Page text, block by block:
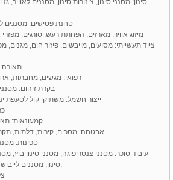
9. טחנת פטישים: מסננים
10. מיזוג אוויר: מארזים, הפחתת רעש, סורגים, מפזרי
12.
13. רפואי: מגשים, מחבתות,
14. בקרת זיהום:
15. ייצור חשמל: משתיקי קול לסעפת
17. קמעונאות:
18. אבטחה: מסכים, קירות, דלתות,
19. ספינות: